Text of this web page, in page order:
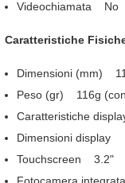
Videochiamata No
Caratteristiche
Dimensioni (mm)
Peso (gr) 116g
Caratteristiche
Dimensioni display
Touchscreen 3.2"